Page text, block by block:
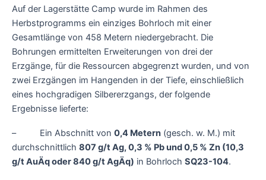
Auf der Lagerstätte Camp wurde im Rahmen des
Herbstprogramms ein einziges Bohrloch mit einer
Gesamtlänge von 458 Metern niedergebracht. Die
Bohrungen ermittelten Erweiterungen von drei der
Erzgänge, für die Ressourcen abgegrenzt wurden, und von
zwei Erzgängen im Hangenden in der Tiefe, einschließlich
eines hochgradigen Silbererzgangs, der folgende
Ergebnisse lieferte:
– Ein Abschnitt von 0,4 Metern (gesch. w. M.) mit
durchschnittlich 807 g/t Ag, 0,3 % Pb und 0,5 % Zn (10,3
g/t AuÄq oder 840 g/t AgÄq) in Bohrloch SQ23-104.